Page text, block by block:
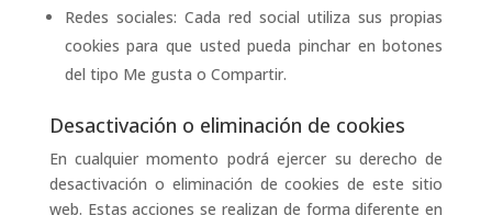
Redes sociales: Cada red social utiliza sus propias
cookies para que usted pueda pinchar en botones
del tipo Me gusta o Compartir.
Desactivación o eliminación de cookies
En cualquier momento podrá ejercer su derecho de
desactivación o eliminación de cookies de este sitio
web. Estas acciones se realizan de forma diferente en